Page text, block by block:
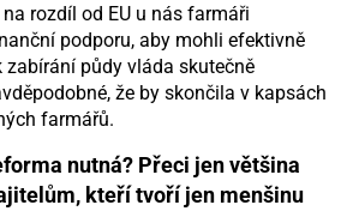
rozdíl od EU u nás farmáři
podporu, aby mohli efektivně
půdy vláda skutečně
že by skončila v kapsách
farmářů.
nutná? Přeci jen většina
kteří tvoří jen menšinu